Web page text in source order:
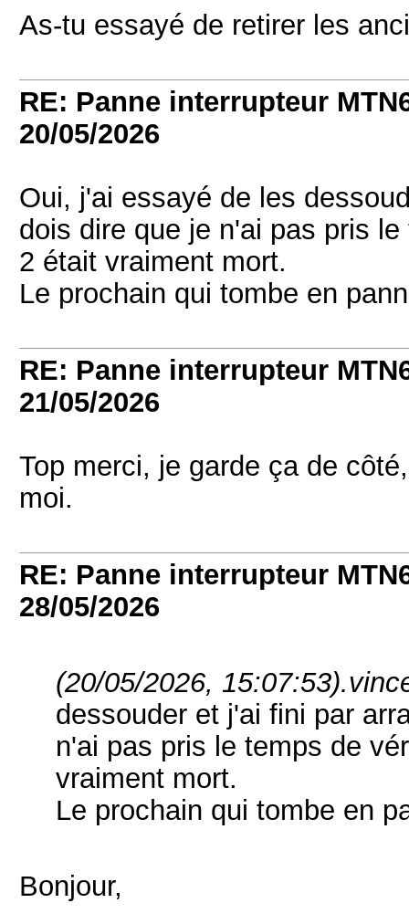
As-tu essayé de retirer les
RE: Panne interrupteur
20/05/2026
Oui, j'ai essayé de les
dois dire que je n'ai pas pris
2 était vraiment mort.
Le prochain qui tombe en
RE: Panne interrupteur
21/05/2026
Top merci, je garde ça de
moi.
RE: Panne interrupteur
28/05/2026
(20/05/2026, 15:07:53)
dessouder et j'ai fini par
n'ai pas pris le temps de
vraiment mort.
Le prochain qui tombe en
Bonjour,